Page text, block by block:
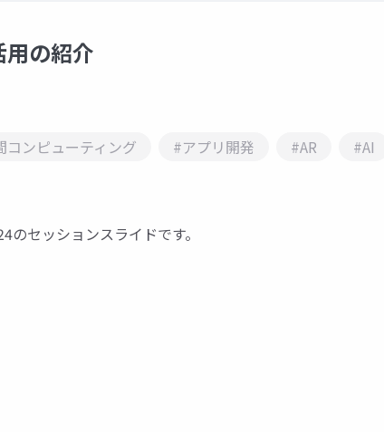
の紹介
コンピューティング #アプリ開発 #AR #AI
セッションスライドです。